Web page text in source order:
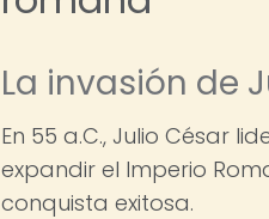
La invasión de
En 55 a.C., Julio César
expandir el Imperio
conquista exitosa.